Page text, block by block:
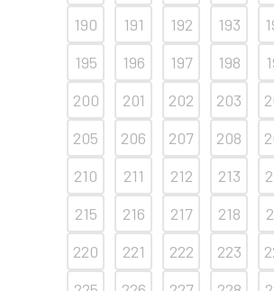
190
191 192 193
195
196 197 198
200
201 202 203
205
206 207 208
210
211 212 213
215
216 217 218
220
221 222 223